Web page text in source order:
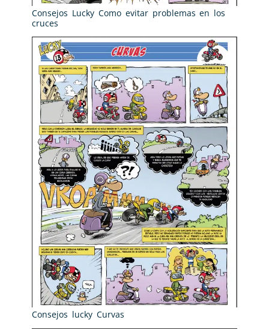
Consejos Lucky Como evitar problemas en los
cruces
Consejos lucky Curvas